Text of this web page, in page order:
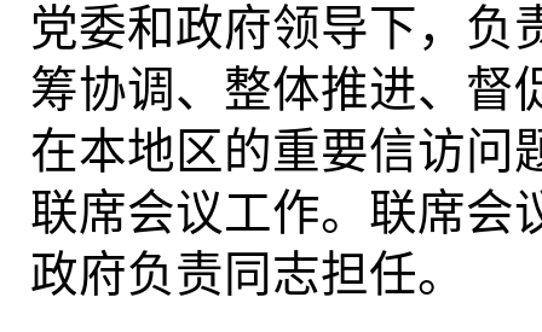
党委和政府领导下，负
筹协调、整体推进、督
在本地区的重要信访问
联席会议工作。联席会
政府负责同志担任。